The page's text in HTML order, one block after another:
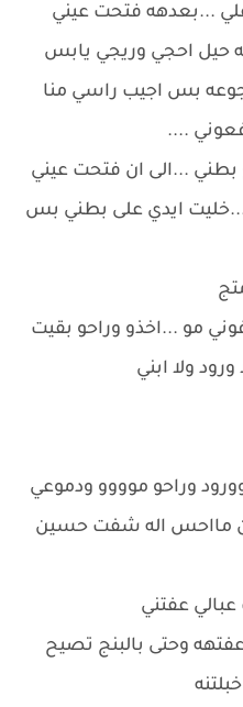
...بعدهه فتحت عيني
حيل احجي وريجي يابس
بس اجيب راسي منا
....
...الى ان فتحت عيني
...خليت ايدي على بطني بس
مو ...اخذو وراحو بقيت
ولا ابني
وراحو موووو ودموعي
ان مااحس اله شفت حسين
عفتني
وحتى بالبنج تصيح